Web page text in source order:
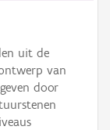
uit de
van
door